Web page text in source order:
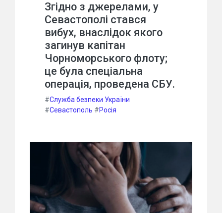
Згідно з джерелами, у
Севастополі стався
вибух, внаслідок якого
загинув капітан
Чорноморського флоту;
це була спеціальна
операція, проведена СБУ.
#Служба безпеки України
#Севастополь #Росія